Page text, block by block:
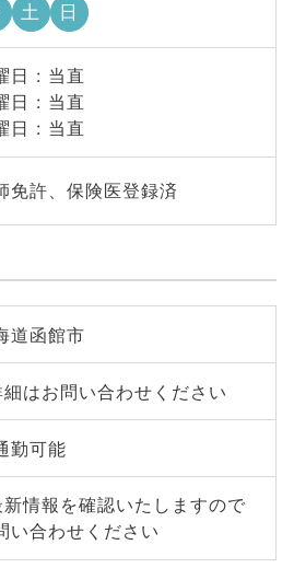
土 日
日 : 当直
日 : 当直
日 : 当直
免許、保険医登録済
道函館市
はお問い合わせください
勤可能
情報を確認いたしますので
い合わせください